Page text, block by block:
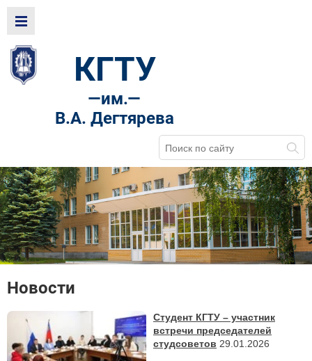
КГТУ
—им.—
В.А. Дегтярева
Новости
Студент КГТУ – участник
встречи председателей
студсоветов 29.01.2026